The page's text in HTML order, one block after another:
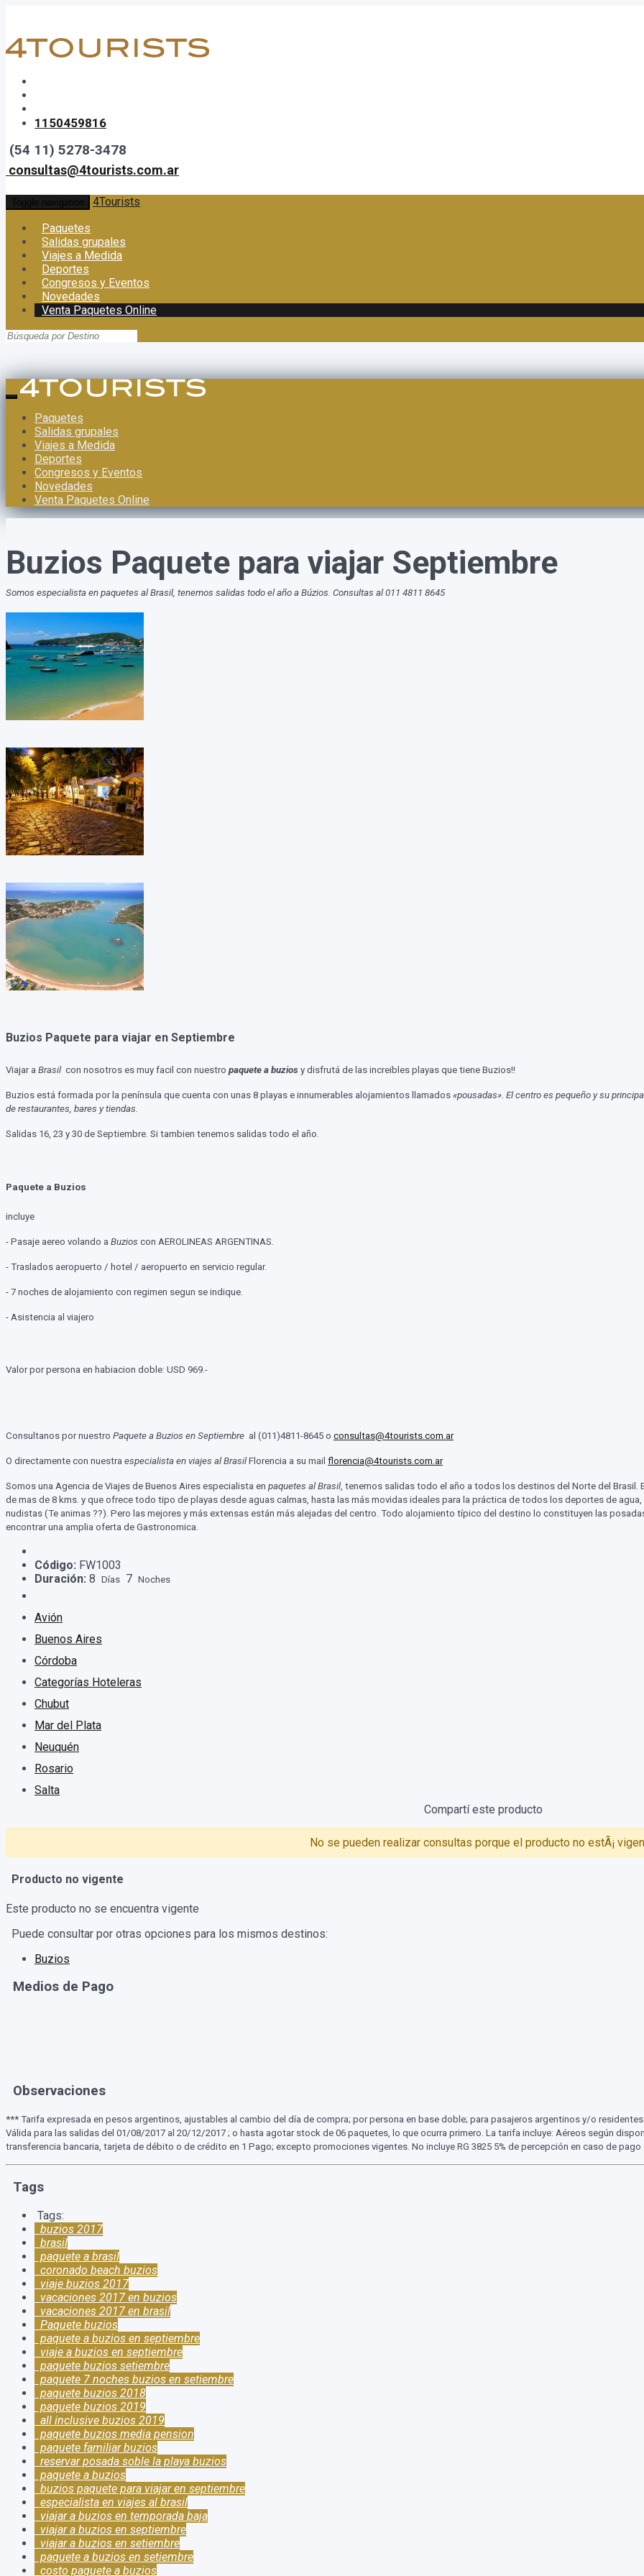
1150459816
(54 11) 5278-3478
consultas@4tourists.com.ar
Toggle navigation
4Tourists
Paquetes
Salidas grupales
Viajes a Medida
Deportes
Congresos y Eventos
Novedades
Venta Paquetes Online
Paquetes
Salidas grupales
Viajes a Medida
Deportes
Congresos y Eventos
Novedades
Venta Paquetes Online
Buzios Paquete para viajar Septiembre
Somos especialista en paquetes al Brasil, tenemos salidas todo el año a Búzios. Consultas al 011 4811 8645
Buzios Paquete para viajar en Septiembre
Viajar a Brasilcon nosotros es muy facil con nuestro paquete a buzios y disfrutá de las increibles playas que tiene Buzios!!
Buzios está formada por la península que cuenta con unas 8 playas e innumerables alojamientos llamados «pousadas». El centro es pequeño y su
de restaurantes, bares y tiendas.
Salidas 16, 23 y 30 de Septiembre. Si tambien tenemos salidas todo el año.
Paquete a Buzios
incluye
- Pasaje aereo volando a Buzios con AEROLINEAS ARGENTINAS.
- Traslados aeropuerto / hotel / aeropuerto en servicio regular.
- 7 noches de alojamiento con regimen segun se indique.
- Asistencia al viajero
Valor por persona en habiacion doble: USD 969.-
Consultanos por nuestro Paquete a Buzios en Septiembre al (011)4811-8645 o consultas@4tourists.com.ar
O directamente con nuestra especialista en viajes al BrasilFlorencia a su mail florencia@4tourists.com.ar
Somos una Agencia de Viajes de Buenos Aires especialista en paquetes al Brasil, tenemos salidas todo el año a todos los destinos del Norte del Brasil.
de mas de 8 kms. y que ofrece todo tipo de playas desde aguas calmas, hasta las más movidas ideales para la práctica de todos los deportes de
nudistas (Te animas ??). Pero las mejores y más extensas están más alejadas del centro. Todo alojamiento típico del destino lo constituyen las
encontrar una amplia oferta de Gastronomica.
Código: FW1003
Duración: 8 Días 7 Noches
Avión
Buenos Aires
Córdoba
Categorías Hoteleras
Chubut
Mar del Plata
Neuquén
Rosario
Salta
No se pueden realizar consultas porque el producto no estÃ¡
Producto no vigente
Este producto no se encuentra vigente
Puede consultar por otras opciones para los mismos destinos:
Buzios
Medios de Pago
Observaciones
*** Tarifa expresada en pesos argentinos, ajustables al cambio del día de compra; por persona en base doble; para pasajeros argentinos y/o
Válida para las salidas del 01/08/2017 al 20/12/2017 ; o hasta agotar stock de 06 paquetes, lo que ocurra primero. La tarifa incluye: Aéreos según
transferencia bancaria, tarjeta de débito o de crédito en 1 Pago; excepto promociones vigentes. No incluye RG 3825 5% de percepción en caso de
Tags
Tags:
buzios 2017
brasil
paquete a brasil
coronado beach buzios
viaje buzios 2017
vacaciones 2017 en buzios
vacaciones 2017 en brasil
Paquete buzios
paquete a buzios en septiembre
viaje a buzios en septiembre
paquete buzios setiembre
paquete 7 noches buzios en setiembre
paquete buzios 2018
paquete buzios 2019
all inclusive buzios 2019
paquete buzios media pension
paquete familiar buzios
reservar posada soble la playa buzios
paquete a buzios
buzios paquete para viajar en septiembre
especialista en viajes al brasil
viajar a buzios en temporada baja
viajar a buzios en septiembre
viajar a buzios en setiembre
paquete a buzios en setiembre
costo paquete a buzios